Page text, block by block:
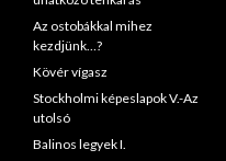
Az ostobákkal mihez
kezdjünk…?
Kövér vígasz
Stockholmi képeslapok V.-Az
utolsó
Balinos legyek I.